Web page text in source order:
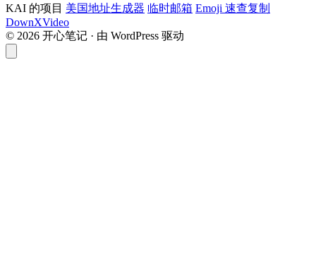
KAI 的项目 美国地址生成器 临时邮箱 Emoji 速查复制
DownXVideo
© 2026 开心笔记 · 由 WordPress 驱动